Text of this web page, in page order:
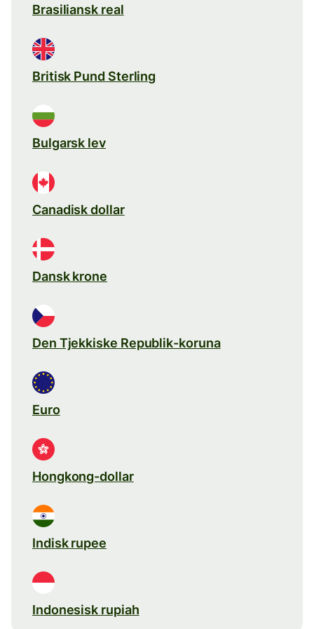
Brasiliansk real
Britisk Pund Sterling
Bulgarsk lev
Canadisk dollar
Dansk krone
Den Tjekkiske Republik-koruna
Euro
Hongkong-dollar
Indisk rupee
Indonesisk rupiah